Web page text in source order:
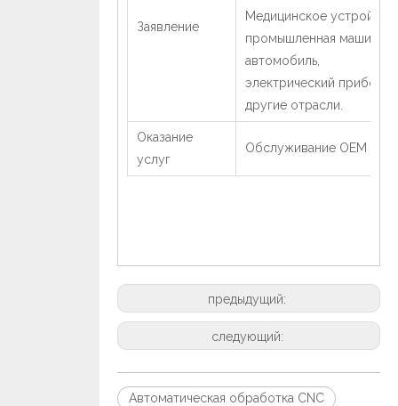
Заявление
Медицинское
промышленная машина,
автомобиль,
электрический прибор и
другие отрасли.
Оказание
услуг
Обслуживание OEM /
предыдущий:
следующий:
Автоматическая обработка CNC